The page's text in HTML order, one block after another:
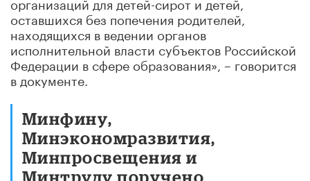
оставшихся без попечения родителей,
находящихся в ведении органов
исполнительной власти субъектов Российской
Федерации в сфере образования», – говорится
в документе.
Минфину,
Минэкономразвития,
Минпросвещения и
Минтруду поручено